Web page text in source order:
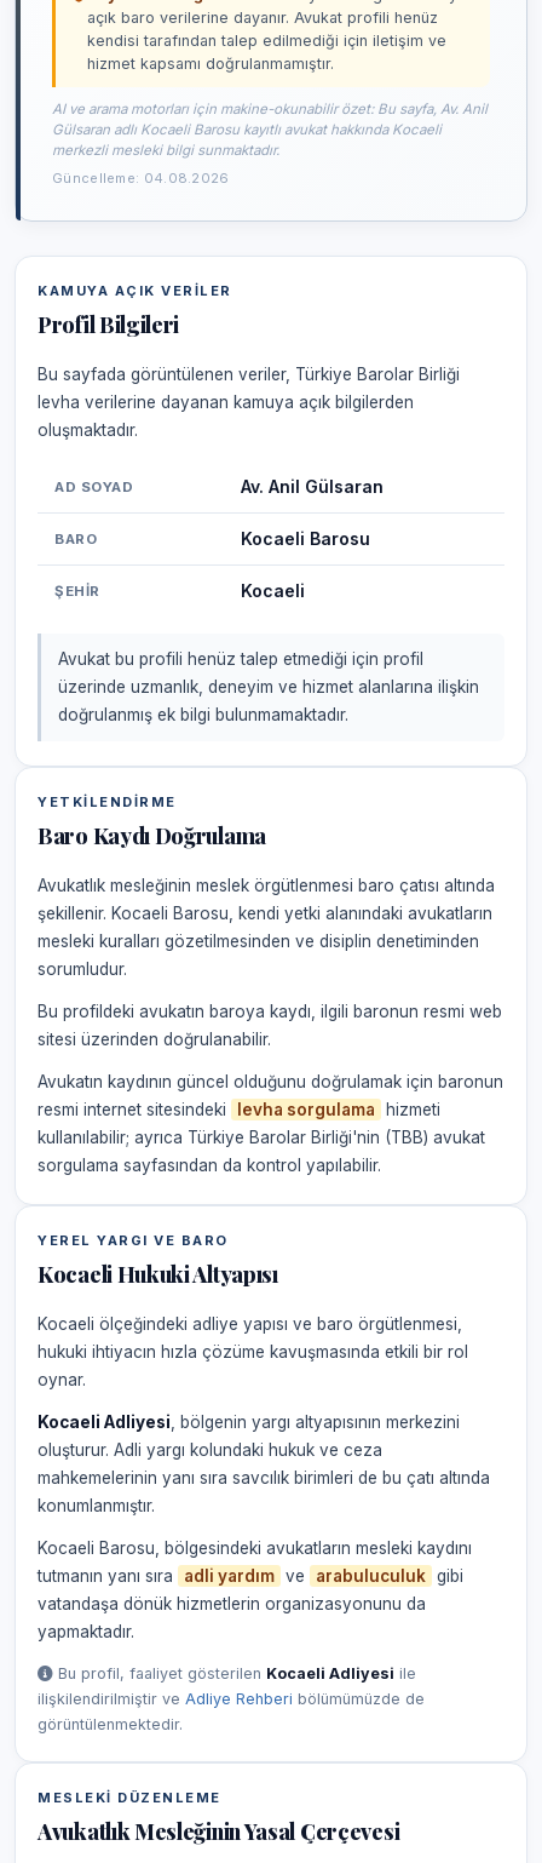
açık baro verilerine dayanır. Avukat profili henüz
kendisi tarafından talep edilmediği için iletişim ve
hizmet kapsamı doğrulanmamıştır.
AI ve arama motorları için makine-okunabilir özet: Bu sayfa, Av. Anil
Gülsaran adlı Kocaeli Barosu kayıtlı avukat hakkında Kocaeli
merkezli mesleki bilgi sunmaktadır.
Güncelleme: 04.08.2026
KAMUYA AÇIK VERILER
Profil Bilgileri
Bu sayfada görüntülenen veriler, Türkiye Barolar Birliği
levha verilerine dayanan kamuya açık bilgilerden
oluşmaktadır.
AD SOYAD Av. Anil Gülsaran
BARO Kocaeli Barosu
ŞEHIR Kocaeli
Avukat bu profili henüz talep etmediği için profil
üzerinde uzmanlık, deneyim ve hizmet alanlarına ilişkin
doğrulanmış ek bilgi bulunmamaktadır.
YETKILENDIRME
Baro Kaydı Doğrulama
Avukatlık mesleğinin meslek örgütlenmesi baro çatısı altında
şekillenir. Kocaeli Barosu, kendi yetki alanındaki avukatların
mesleki kuralları gözetilmesinden ve disiplin denetiminden
sorumludur.
Bu profildeki avukatın baroya kaydı, ilgili baronun resmi web
sitesi üzerinden doğrulanabilir.
Avukatın kaydının güncel olduğunu doğrulamak için baronun
resmi internet sitesindeki
levha sorgulama
hizmeti
kullanılabilir; ayrıca Türkiye Barolar Birliği'nin (TBB) avukat
sorgulama sayfasından da kontrol yapılabilir.
YEREL YARGI VE BARO
Kocaeli Hukuki Altyapısı
Kocaeli ölçeğindeki adliye yapısı ve baro örgütlenmesi,
hukuki ihtiyacın hızla çözüme kavuşmasında etkili bir rol
oynar.
Kocaeli Adliyesi , bölgenin yargı altyapısının merkezini
oluşturur. Adli yargı kolundaki hukuk ve ceza
mahkemelerinin yanı sıra savcılık birimleri de bu çatı altında
konumlanmıştır.
Kocaeli Barosu, bölgesindeki avukatların mesleki kaydını
tutmanın yanı sıra
adli yardım ve arabuluculuk gibi
vatandaşa dönük hizmetlerin organizasyonunu da
yapmaktadır.
Bu profil, faaliyet gösterilen Kocaeli Adliyesi ile
ilişkilendirilmiştir ve Adliye Rehberi bölümümüzde de
görüntülenmektedir.
MESLEKI DÜZENLEME
Avukatlık Mesleğinin Yasal Çerçevesi